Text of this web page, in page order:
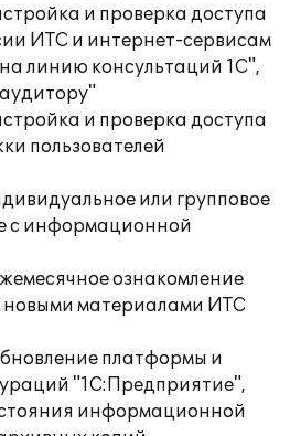
и проверка доступа
ИТС и интернет-сервисам
линию консультаций 1С",
и проверка доступа
пользователей
или групповое
с информационной
ознакомление
новыми материалами ИТС
платформы и
"1С:Предприятие",
информационной